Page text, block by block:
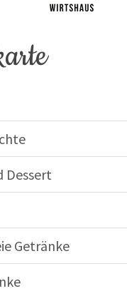
Dessert
Getränke